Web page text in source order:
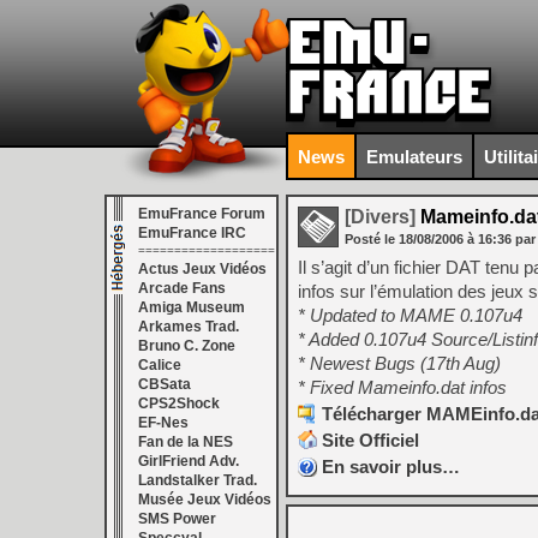
News Emulateurs
EmuFrance Forum
EmuFrance IRC
===================
Actus Jeux Vidéos
Arcade Fans
Amiga Museum
Arkames Trad.
Bruno C. Zone
Calice
CBSata
CPS2Shock
EF-Nes
Fan de la NES
GirlFriend Adv.
Landstalker Trad.
Musée Jeux Vidéos
SMS Power
[Divers]
Posté le 18/08/2006 à 16:36 par
Il s’agit d’un fichier DAT
infos sur l’émulation des
* Updated to MAME 0.107u4
* Added 0.107u4 Source/
* Newest Bugs (17th Aug)
* Fixed Mameinfo.dat infos
Télécharger
Site Officiel
En savoir plus…